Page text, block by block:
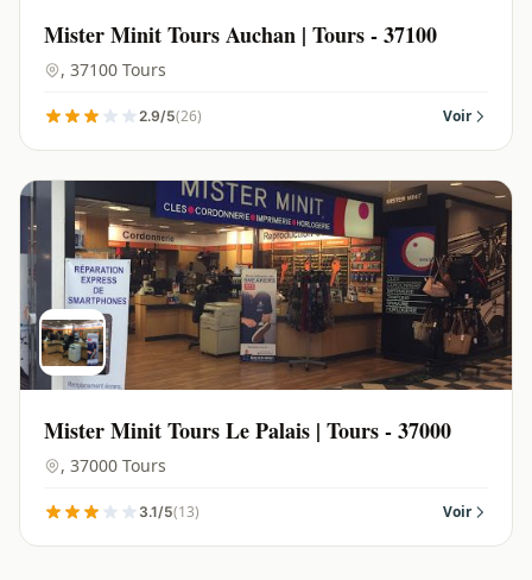
Mister Minit Tours Auchan | Tours - 37100
, 37100 Tours
2.9/5(26) Voir
Mister Minit Tours Le Palais | Tours - 37000
, 37000 Tours
3.1/5(13) Voir